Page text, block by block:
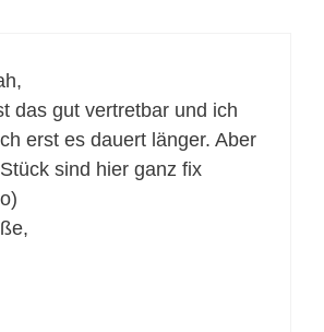
das gut vertretbar und ich
erst es dauert länger. Aber
sind hier ganz fix